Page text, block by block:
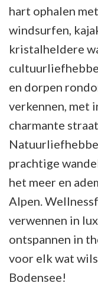
hart ophalen
windsurfen,
kristalheldere
en dorpen
verkennen, met
charmante
prachtige
het meer en
Alpen.
verwennen in
ontspannen in
voor elk wat
Bodensee!